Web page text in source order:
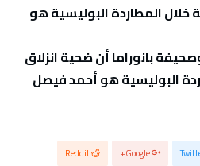
خلال المطاردة البوليسية هو
بانوراما أن ضحية انزلاق
البوليسية هو أحمد فيصل
Google+
Reddit